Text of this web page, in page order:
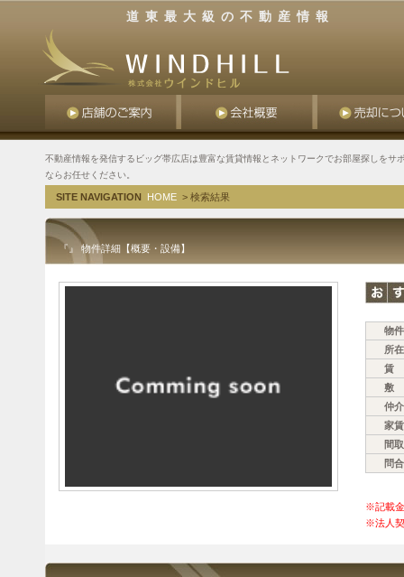
道東最大級の不動産情報
不動産情報を発信するビッグ帯広店は豊富な賃貸情報とネットワークでお部屋探しをサ
ならお任せください。
SITE NAVIGATION HOME > 検索結果
『』 物件詳細【概要・設備】
物
所
賃
敷
仲
家
間
問
※記載
※法人契